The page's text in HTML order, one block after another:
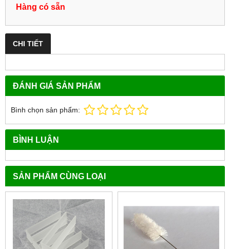
Hàng có sẵn
CHI TIẾT
ĐÁNH GIÁ SẢN PHẨM
Bình chọn sản phẩm:
BÌNH LUẬN
SẢN PHẨM CÙNG LOẠI